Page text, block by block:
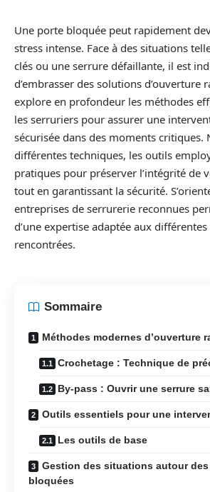
Une porte bloquée peut rapidement
stress intense. Face à des situations
clés ou une serrure défaillante, il est
d’embrasser des solutions d’ouverture
explore en profondeur les méthodes
les serruriers pour assurer une
sécurisée dans des moments critiques.
différentes techniques, les outils
pratiques pour préserver l’intégrité de
tout en garantissant la sécurité.
entreprises de serrurerie reconnues
d’une expertise adaptée aux
rencontrées.
Sommaire
Méthodes modernes d’ouverture
Crochetage : Technique de
By-pass : Ouvrir une serrure
Outils essentiels pour une
Les outils de base
Gestion des situations autour
bloquées